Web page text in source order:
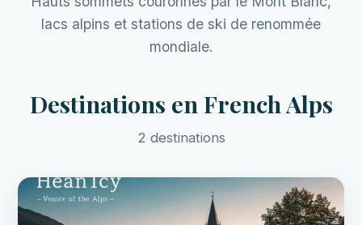
lacs alpins et stations de ski de renommée
mondiale.
Destinations en French Alps
2 destinations